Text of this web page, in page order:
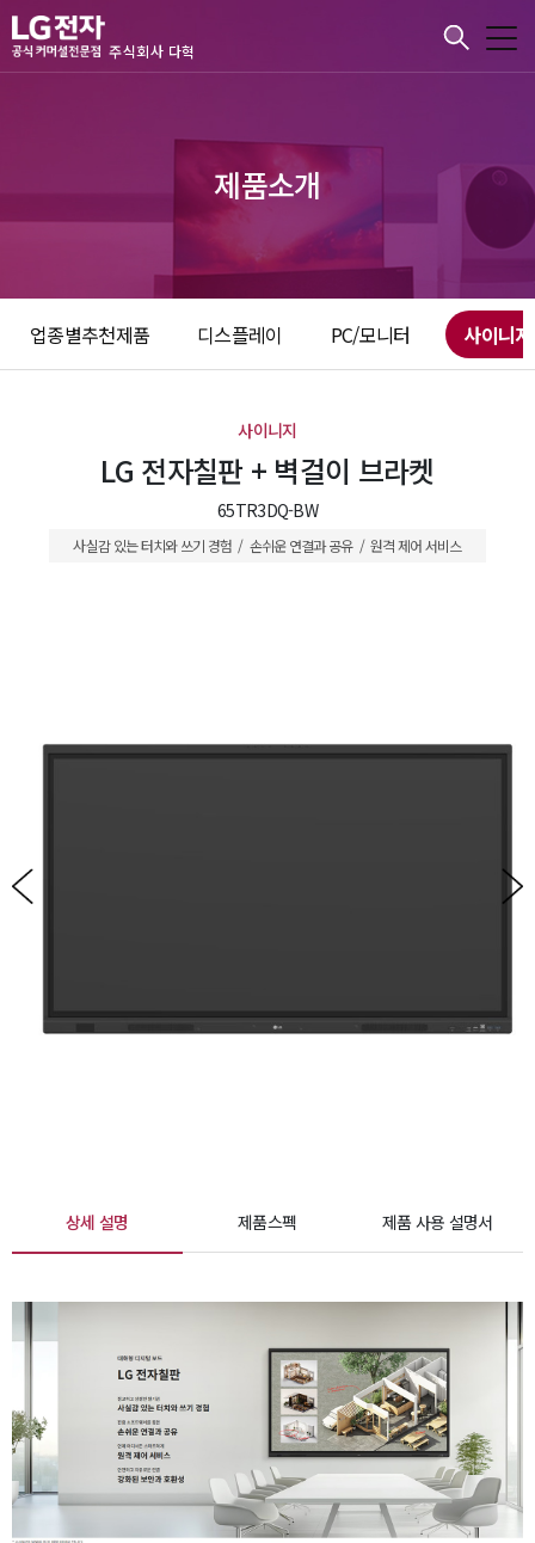
본문바로가기
주식회사 다혁
제품소개
업종별추천제품 디스플레이 PC/모니터 사이니지
사이니지
LG 전자칠판 + 벽걸이 브라켓
65TR3DQ-BW
사실감 있는 터치와 쓰기 경험 손쉬운 연결과 공유 원격 제어 서비스
상세 설명 제품스펙 제품 사용 설명서